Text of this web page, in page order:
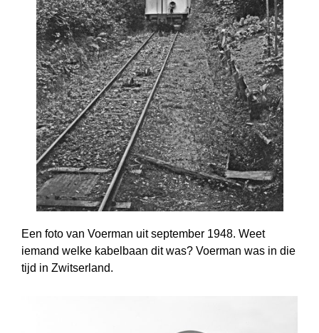
Een foto van Voerman uit september 1948. Weet
iemand welke kabelbaan dit was? Voerman was in die
tijd in Zwitserland.